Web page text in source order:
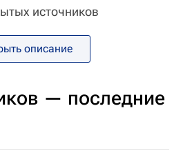
источников
описание
— последние